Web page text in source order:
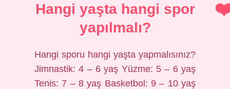
Hangi yaşta hangi spor
yapılmalı?
Hangi sporu hangi yaşta yapmalısınız?
Jimnastik: 4 – 6 yaş Yüzme: 5 – 6 yaş
Tenis: 7 – 8 yaş Basketbol: 9 – 10 yaş